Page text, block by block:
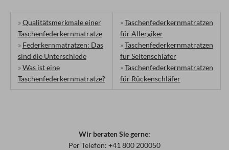
»Qualitätsmerkmale einer
Taschenfederkernmatratze
» Federkernmatratzen: Das
sind die Unterschiede
»Was ist eine
Taschenfederkernmatratze?
»Taschenfederkernmatratzen
für Allergiker
»Taschenfederkernmatratzen
für Seitenschläfer
»Taschenfederkernmatratzen
für Rückenschläfer
Wir beraten Sie gerne:
Per Telefon: +41 800 200050